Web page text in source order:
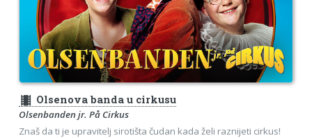
theaters Olsenova banda u cirkusu
Olsenbanden jr. På Cirkus
Znaš da ti je upravitelj sirotišta čudan kada želi raznijeti cirkus!